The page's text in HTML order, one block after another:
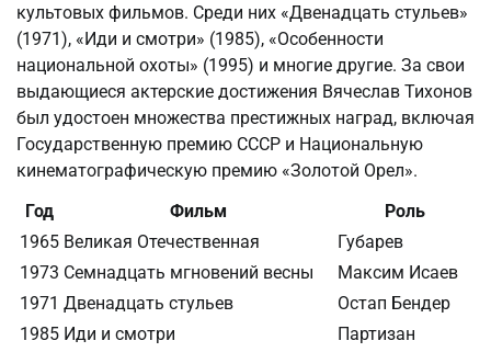
культовых фильмов. Среди них «Двенадцать стульев»
(1971), «Иди и смотри» (1985), «Особенности
национальной охоты» (1995) и многие другие. За свои
выдающиеся актерские достижения Вячеслав Тихонов
был удостоен множества престижных наград, включая
Государственную премию СССР и Национальную
кинематографическую премию «Золотой Орел».
Год
Фильм
Роль
1965 Великая Отечественная
Губарев
1973 Семнадцать мгновений весны
Максим Исаев
1971 Двенадцать стульев
Остап Бендер
1985 Иди и смотри Партизан